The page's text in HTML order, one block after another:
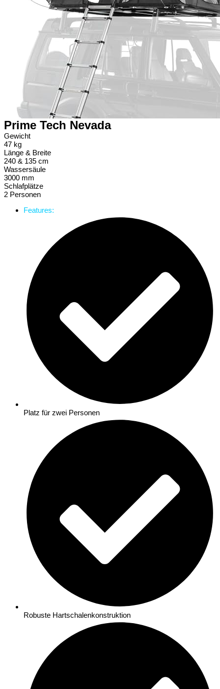
Prime Tech Nevada
Gewicht
47 kg
Länge & Breite
240 & 135 cm
Wassersäule
3000 mm
Schlafplätze
2 Personen
Features:
Platz für zwei Personen
Robuste Hartschalenkonstruktion